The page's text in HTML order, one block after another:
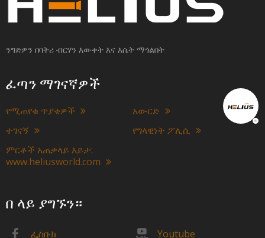
ንግድዎን በባትሪ ብርሃን እውቀት እና እሴት ማጎልበት
ፈጣን ማገናኛዎች
የሚጠየቁ ጥያቄዎች
አውርድ
ተገናኝ
የግላዊነት ፖሊሲ
ምርቶች አጠቃላይ እይታ:
www.heliusworld.com
በ ላይ ያግኙን።
ፌስቡክ Youtube